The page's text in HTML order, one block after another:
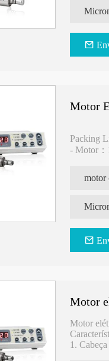
Peça de mão
LED de alta velocidade
rolamentos alemães
Luz:
Motor
Packing
- Motor：
-Power
1.
3. Motor
motor
Motor
Motor
1.